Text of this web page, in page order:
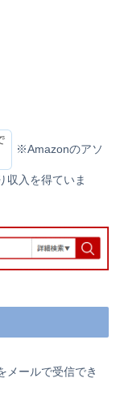
※Amazonのアソ
収入を得ていま
メールで受信でき